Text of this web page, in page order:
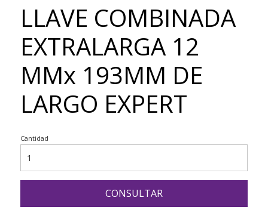
LLAVE COMBINADA
EXTRALARGA 12
MMx 193MM DE
LARGO EXPERT
Cantidad
CONSULTAR